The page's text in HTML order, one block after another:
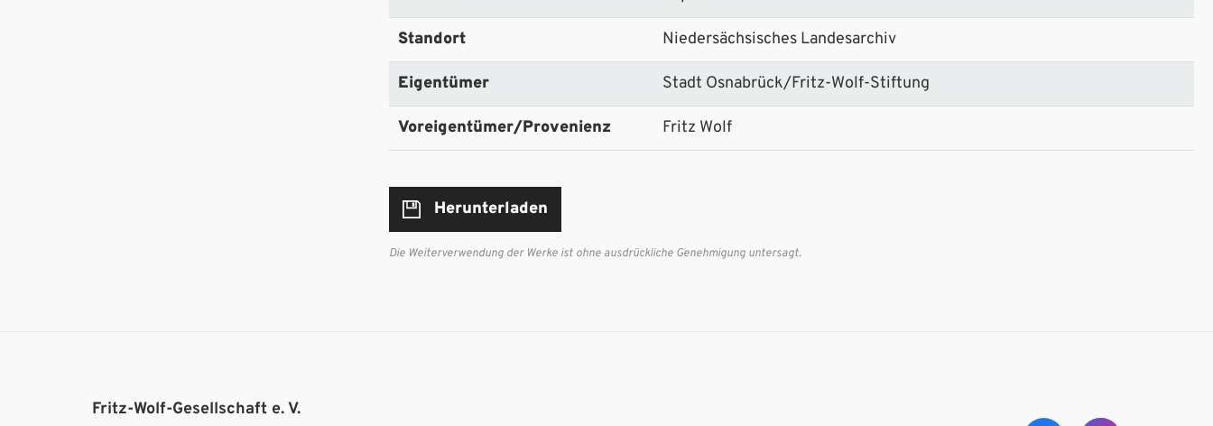
Standort Niedersächsisches Landesarchiv
Eigentümer Stadt Osnabrück/Fritz-Wolf-Stiftung
Voreigentümer/Provenienz Fritz Wolf
Herunterladen
Die Weiterverwendung der Werke ist ohne ausdrückliche Genehmigung untersagt.
Fritz-Wolf-Gesellschaft e. V.